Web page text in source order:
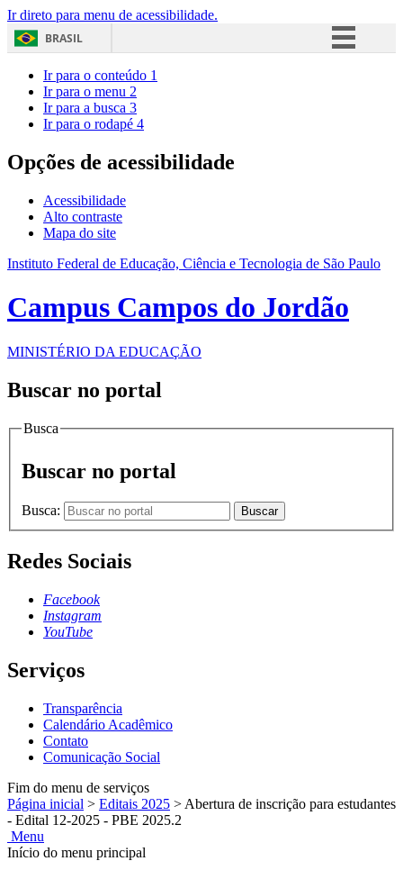
Ir direto para menu de acessibilidade.
BRASIL
Acesso à informação
Ir para o conteúdo 1
Ir para o menu 2
Ir para a busca 3
Ir para o rodapé 4
Opções de acessibilidade
Acessibilidade
Alto contraste
Mapa do site
Instituto Federal de Educação, Ciência e Tecnologia de São Paulo
Campus Campos do Jordão
MINISTÉRIO DA EDUCAÇÃO
Buscar no portal
Busca
Buscar no portal
Busca: Buscar
Redes Sociais
Facebook
Instagram
YouTube
Serviços
Transparência
Calendário Acadêmico
Contato
Comunicação Social
Fim do menu de serviços
Página inicial > Editais 2025 > Abertura de inscrição para estudantes
- Edital 12-2025 - PBE 2025.2
Menu
Início do menu principal